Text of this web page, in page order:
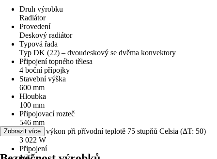
Druh výrobku
Radiátor
Provedení
Deskový radiátor
Typová řada
Typ DK (22) – dvoudeskový se dvěma konvektory
Připojení topného tělesa
4 boční přípojky
Stavební výška
600 mm
Hloubka
100 mm
Připojovací rozteč
546 mm
Tepelný výkon při přívodní teplotě 75 stupňů Celsia (ΔT: 50)
3 022 W
Připojení
1/2"
Zobrazit více